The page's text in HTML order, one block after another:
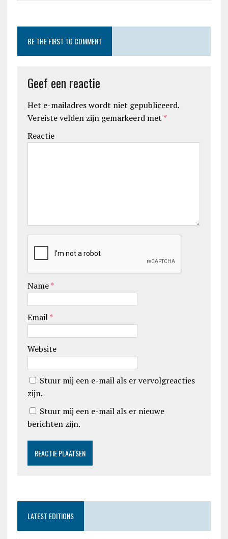
BE THE FIRST TO COMMENT
Geef een reactie
Het e-mailadres wordt niet gepubliceerd.
Vereiste velden zijn gemarkeerd met *
Reactie
Name*
Email*
Website
Stuur mij een e-mail als er vervolgreacties
zijn.
Stuur mij een e-mail als er nieuwe
berichten zijn.
LATEST EDITIONS